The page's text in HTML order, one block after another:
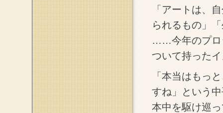
「アートは、
られるもの」
……今年のプロ
ついて持った
「本当はもっ
すね」という
本中を駆け巡